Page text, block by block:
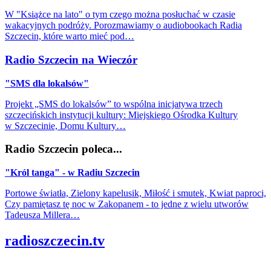
W "Książce na lato" o tym czego można posłuchać w czasie
wakacyjnych podróży. Porozmawiamy o audiobookach Radia
Szczecin, które warto mieć pod…
Radio Szczecin na Wieczór
"SMS dla lokalsów"
Projekt „SMS do lokalsów” to wspólna inicjatywa trzech
szczecińskich instytucji kultury: Miejskiego Ośrodka Kultury
w Szczecinie, Domu Kultury…
Radio Szczecin poleca...
"Król tanga" - w Radiu Szczecin
Portowe światła, Zielony kapelusik, Miłość i smutek, Kwiat paproci,
Czy pamiętasz tę noc w Zakopanem - to jedne z wielu utworów
Tadeusza Millera…
radioszczecin.tv